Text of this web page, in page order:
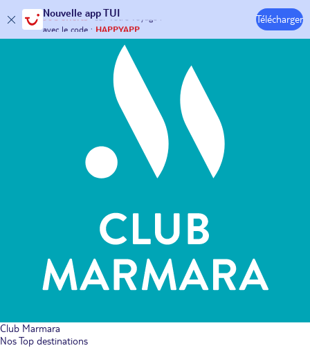
Nouvelle app TUI
30€ offerts* sur votrevoyage !
avec le code :HAPPYAPP
Télécharger
Hôtels & Clubs
Club Marmara
Nos Top destinations